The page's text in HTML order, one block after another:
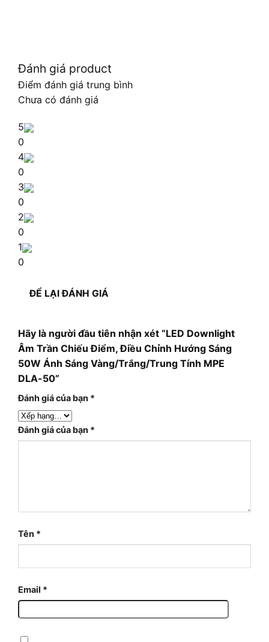
Đánh giá product
Điểm đánh giá trung bình
Chưa có đánh giá
5
0
4
0
3
0
2
0
1
0
ĐỂ LẠI ĐÁNH GIÁ
Hãy là người đầu tiên nhận xét “LED Downlight
Âm Trần Chiếu Điểm, Điều Chỉnh Hướng Sáng
50W Ánh Sáng Vàng/Trắng/Trung Tính MPE
DLA-50”
Đánh giá của bạn *
Đánh giá của bạn *
Tên *
Email *